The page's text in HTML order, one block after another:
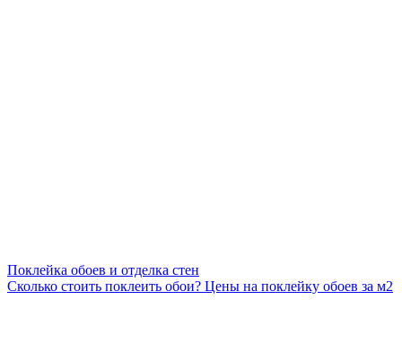
Поклейка обоев и отделка стен
Сколько стоить поклеить обои? Цены на поклейку обоев за м2